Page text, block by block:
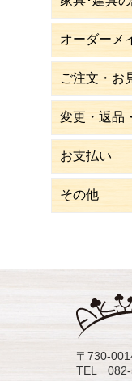
オーダーメ
ご注文・お
変更・返品
お支払い
その他
〒730-
TEL 082-